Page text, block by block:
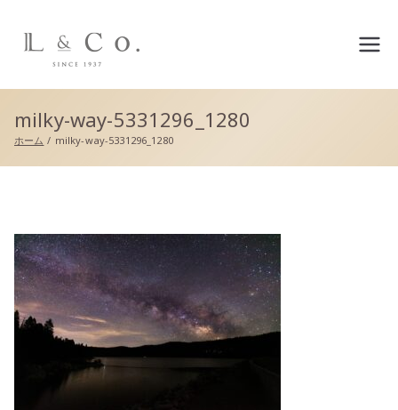
L&co.（エルアンドコー）公
milky-way-5331296_1280
ホーム milky-way-5331296_1280